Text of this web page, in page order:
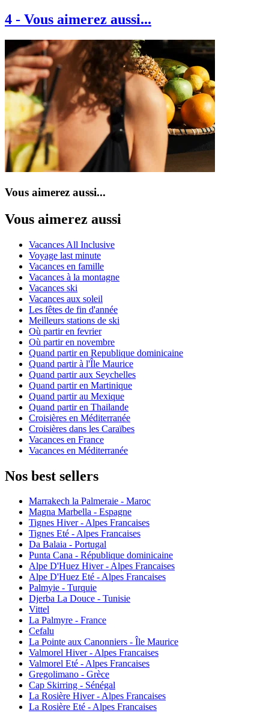
4 - Vous aimerez aussi...
Vous aimerez aussi...
Vous aimerez aussi
Vacances All Inclusive
Voyage last minute
Vacances en famille
Vacances à la montagne
Vacances ski
Vacances aux soleil
Les fêtes de fin d'année
Meilleurs stations de ski
Où partir en fevrier
Où partir en novembre
Quand partir en Republique dominicaine
Quand partir à l'Île Maurice
Quand partir aux Seychelles
Quand partir en Martinique
Quand partir au Mexique
Quand partir en Thailande
Croisières en Méditerranée
Croisières dans les Caraïbes
Vacances en France
Vacances en Méditerranée
Nos best sellers
Marrakech la Palmeraie - Maroc
Magna Marbella - Espagne
Tignes Hiver - Alpes Francaises
Tignes Eté - Alpes Francaises
Da Balaia - Portugal
Punta Cana - République dominicaine
Alpe D'Huez Hiver - Alpes Francaises
Alpe D'Huez Eté - Alpes Francaises
Palmyie - Turquie
Djerba La Douce - Tunisie
Vittel
La Palmyre - France
Cefalu
La Pointe aux Canonniers - Île Maurice
Valmorel Hiver - Alpes Francaises
Valmorel Eté - Alpes Francaises
Gregolimano - Grèce
Cap Skirring - Sénégal
La Rosière Hiver - Alpes Francaises
La Rosière Eté - Alpes Francaises